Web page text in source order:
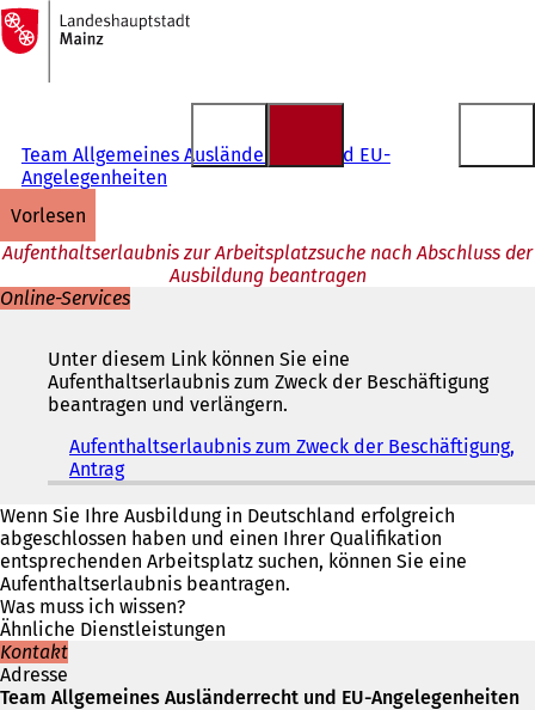
Inhalt anspringen
Zur
Startseite
Team Allgemeines Ausländerrecht und EU-
Angelegenheiten
vorlesen
Aufenthaltserlaubnis zur Arbeitsplatzsuche nach Abschluss der
Ausbildung beantragen
Online-Services
Unter diesem Link können Sie eine
Aufenthaltserlaubnis zum Zweck der Beschäftigung
beantragen und verlängern.
Aufenthaltserlaubnis zum Zweck der Beschäftigung,
Antrag(
Ö
f
f
n
e
t
i
i
Wenn Sie Ihre Ausbildung in Deutschland erfolgreich
abgeschlossen haben und einen Ihrer Qualifikation
entsprechenden Arbeitsplatz suchen, können Sie eine
Aufenthaltserlaubnis beantragen.
Was muss ich wissen?
Ähnliche Dienstleistungen
Kontakt
Adresse
Team Allgemeines Ausländerrecht und EU-Angelegenheiten